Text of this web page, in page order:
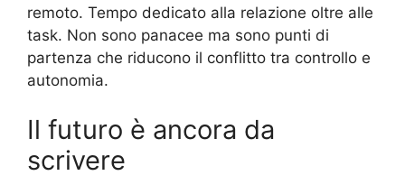
remoto. Tempo dedicato alla relazione oltre alle
task. Non sono panacee ma sono punti di
partenza che riducono il conflitto tra controllo e
autonomia.
Il futuro è ancora da
scrivere